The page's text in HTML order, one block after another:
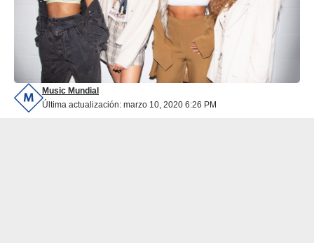
Última actualización: marzo 10, 2020 6:26 PM
Music Mundial